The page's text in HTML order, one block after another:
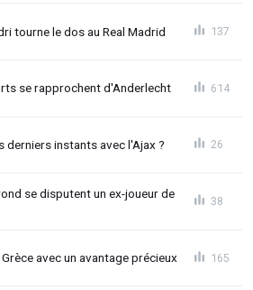
tourne le dos au Real Madrid 137
se rapprochent d'Anderlecht 614
derniers instants avec l'Ajax ? 26
se disputent un ex-joueur de
38
avec un avantage précieux 165